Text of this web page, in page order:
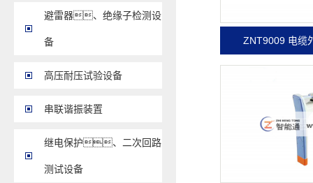
避雷器、绝缘子检测设
备
高压耐压试验设备
串联谐振装置
继电保护、二次回路
测试设备
ZNT9009 电缆